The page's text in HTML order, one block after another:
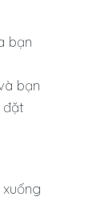
bạn
bạn
đặt